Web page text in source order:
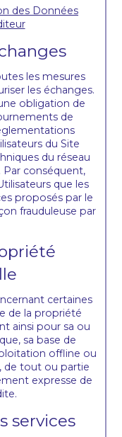
des Données
les mesures
les échanges.
obligation de
de
du Site
du réseau
Par conséquent,
que les
proposés par le
frauduleuse par
certaines
de la propriété
ainsi pour sa ou
sa base de
offline ou
de tout ou partie
expresse de
services